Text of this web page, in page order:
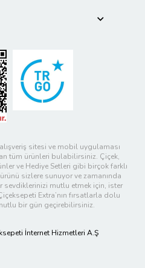
sitesi ve mobil uygulaması
tüm ürünleri bulabilirsiniz. Çiçek,
ve Hediye Setleri gibi birçok farklı
sizlere sunuyor ve zamanında
sevdiklerinizi mutlu etmek için, ister
Extra’nın fırsatlarla dolu
bir gün geçirebilirsiniz.
İnternet Hizmetleri A.Ş